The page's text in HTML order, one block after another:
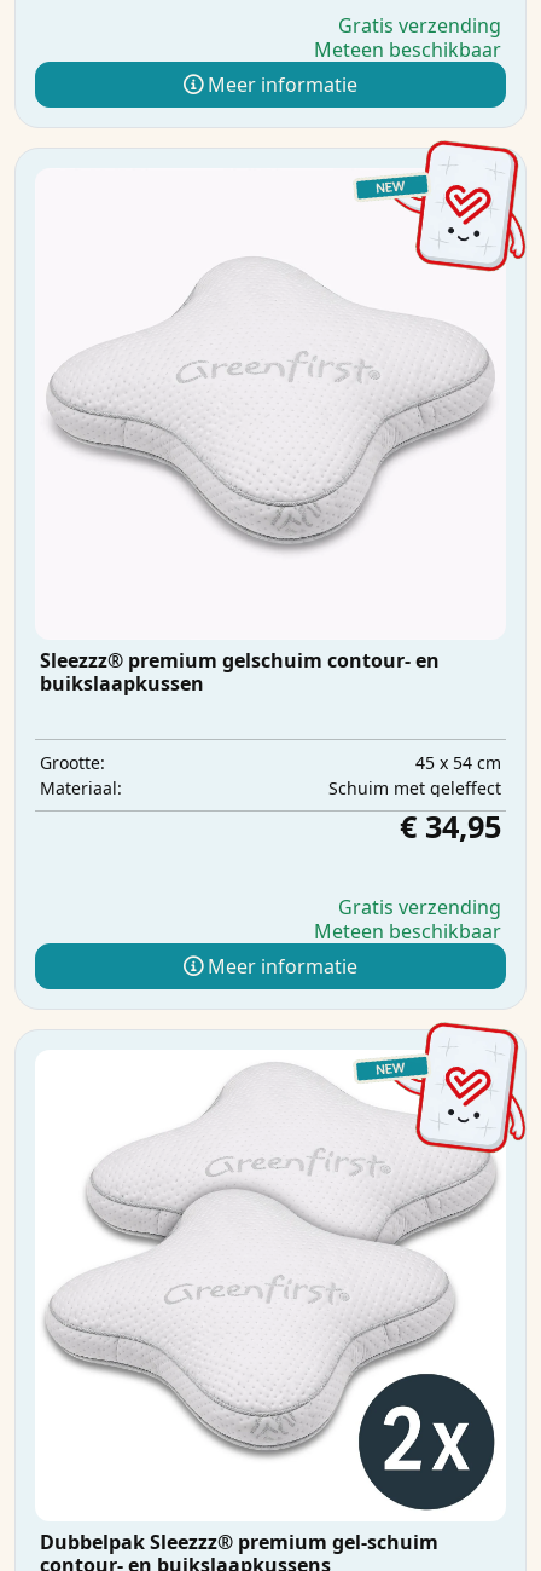
Gratis verzending
Meteen beschikbaar
Meer informatie
Sleezzz® premium gelschuim contour- en
buikslaapkussen
Grootte:
45 x 54 cm
Materiaal:
Schuim met geleffect
€ 34,95
Gratis verzending
Meteen beschikbaar
Meer informatie
Dubbelpak Sleezzz® premium gel-schuim
contour- en buikslaapkussens